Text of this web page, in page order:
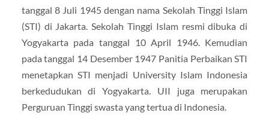
tanggal 8 Juli 1945 dengan nama Sekolah Tinggi Islam
(STI) di Jakarta. Sekolah Tinggi Islam resmi dibuka di
Yogyakarta pada tanggal 10 April 1946. Kemudian
pada tanggal 14 Desember 1947 Panitia Perbaikan STI
menetapkan STI menjadi University Islam Indonesia
berkedudukan di Yogyakarta. UII juga merupakan
Perguruan Tinggi swasta yang tertua di Indonesia.